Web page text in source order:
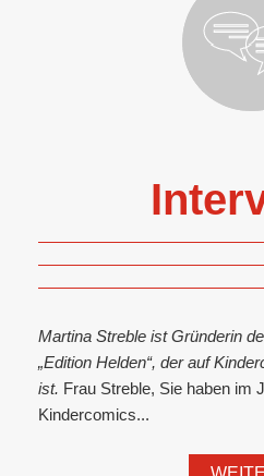
Martina Streble ist Gründerin
„Edition Helden“, der auf
ist. Frau Streble, Sie haben im
Kindercomics...